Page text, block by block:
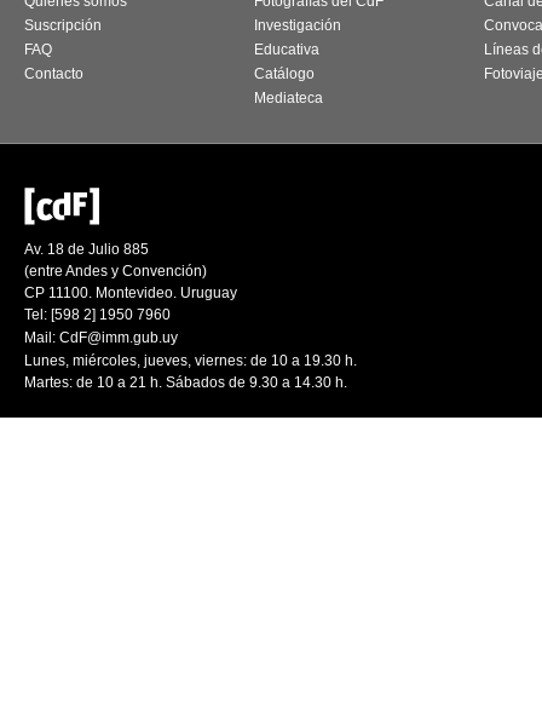
Suscripción
FAQ
Contacto
Investigación
Educativa
Catálogo
Mediateca
Líneas
Av. 18 de Julio 885
(entre Andes y Convención)
CP 11100. Montevideo. Uruguay
Tel: [598 2] 1950 7960
Mail: CdF@imm.gub.uy
Lunes, miércoles, jueves, viernes: de 10 a 19.30 h.
Martes: de 10 a 21 h. Sábados de 9.30 a 14.30 h.